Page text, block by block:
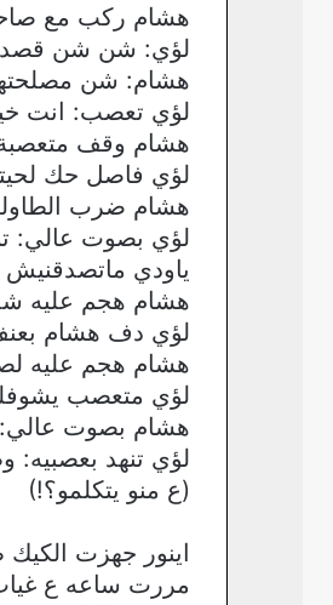
هشام ركب مع
لؤي: شن شن
هشام: شن
لؤي تعصب: انت
هشام وقف
لؤي فاصل حك
هشام ضرب
لؤي بصوت عالي:
ياودي ماتصدقنيش
هشام هجم عليه
لؤي دف هشام
هشام هجم عليه
لؤي متعصب
هشام بصوت عالي:
لؤي تنهد بعصبيه:
(ع منو يتكلمو؟!)
اينور جهزت
مررت ساعه ع